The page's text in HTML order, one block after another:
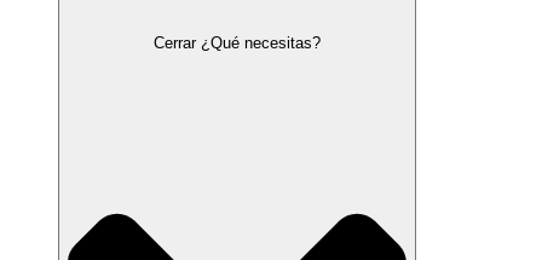
Cerrar ¿Qué necesitas?